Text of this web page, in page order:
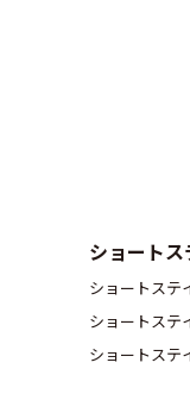
ショートス
ショートステ
ショートステ
ショートステ